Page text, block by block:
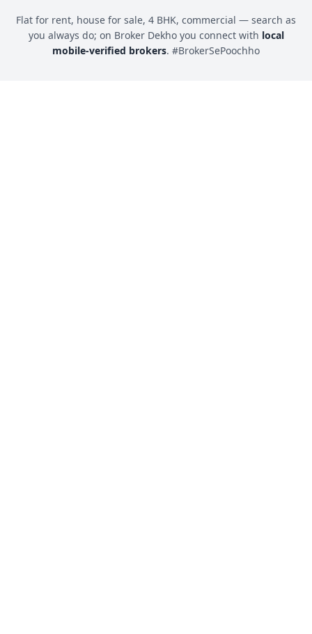
Flat for rent, house for sale, 4 BHK, commercial — search as
you always do; on Broker Dekho you connect with local
mobile-verified brokers. #BrokerSePoochho